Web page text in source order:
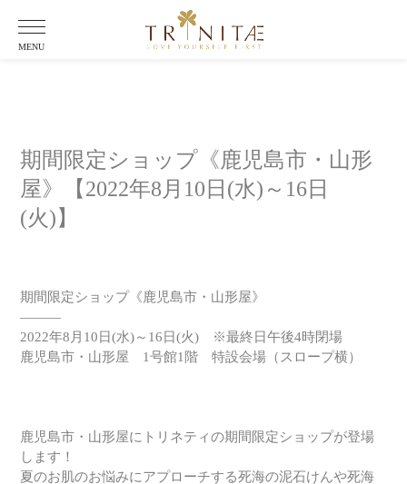
MENU
NEWS & TOPICS
期間限定ショップ《鹿児島市・山形
屋》【2022年8月10日(水)～16日
(火)】
期間限定ショップ《鹿児島市・山形屋》
———
2022年8月10日(水)～16日(火) ※最終日午後4時閉場
鹿児島市・山形屋 1号館1階 特設会場（スロープ横）
鹿児島市・山形屋にトリネティの期間限定ショップが登場
します！
夏のお肌のお悩みにアプローチする死海の泥石けんや死海